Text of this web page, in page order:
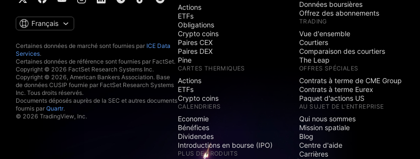
Français
Certaines données de marché sont fournies par ICE Data
Services.
Certaines données de référence sont fournies par FactSet.
Copyright © 2026 FactSet Research Systems Inc.
Copyright © 2026, American Bankers Association. Base
de données CUSIP fournie par FactSet Research Systems
Inc. Tous droits réservés.
Documents déposés auprès de la SEC et autres documents
fournis par Quartr.
© 2026 TradingView, Inc.
Actions
ETFs
Obligations
Crypto coins
Paires CEX
Paires DEX
Pine
CARTES THERMIQUES
Actions
ETFs
Crypto coins
CALENDRIERS
Economie
Bénéfices
Dividendes
Introductions en bourse (IPO)
PLUS DE PRODUITS
Données boursières
Offrez des abonnements
TRADING
Vue d'ensemble
Courtiers
Comparaison des courtiers
The Leap
OFFRES SPÉCIALES
Contrats à terme de CME Group
Contrats à terme Eurex
Paquet d'actions US
AU SUJET DE L'ENTREPRISE
Qui nous sommes
Mission spatiale
Blog
Centre d'aide
Carrières